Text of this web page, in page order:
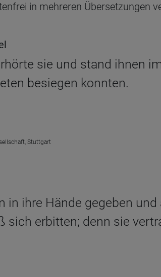
in mehreren Übersetzungen
sie und stand ihnen
besiegen konnten.
Stuttgart
in ihre Hände gegeben und
sich erbitten; denn sie